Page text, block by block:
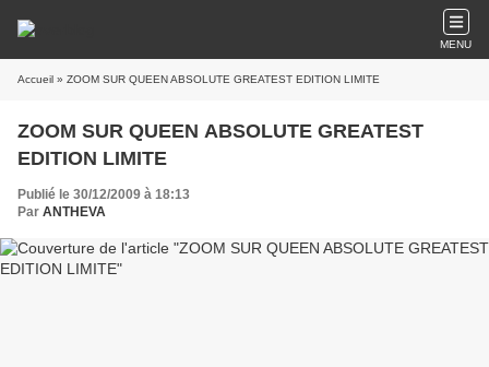
MENU
Accueil » ZOOM SUR QUEEN ABSOLUTE GREATEST EDITION LIMITE
ZOOM SUR QUEEN ABSOLUTE GREATEST
EDITION LIMITE
Publié le 30/12/2009 à 18:13
Par ANTHEVA